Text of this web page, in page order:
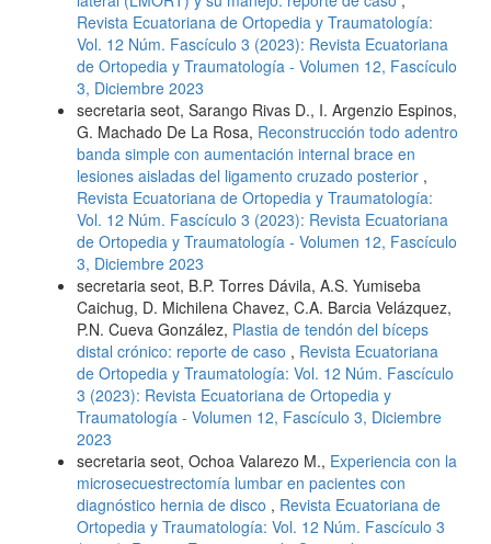
Revista Ecuatoriana de Ortopedia y Traumatología:
Vol. 12 Núm. Fascículo 3 (2023): Revista Ecuatoriana
de Ortopedia y Traumatología - Volumen 12, Fascículo
3, Diciembre 2023
secretaria seot, Sarango Rivas D., I. Argenzio Espinos,
G. Machado De La Rosa, Reconstrucción todo adentro
banda simple con aumentación internal brace en
lesiones aisladas del ligamento cruzado posterior ,
Revista Ecuatoriana de Ortopedia y Traumatología:
Vol. 12 Núm. Fascículo 3 (2023): Revista Ecuatoriana
de Ortopedia y Traumatología - Volumen 12, Fascículo
3, Diciembre 2023
secretaria seot, B.P. Torres Dávila, A.S. Yumiseba
Caichug, D. Michilena Chavez, C.A. Barcia Velázquez,
P.N. Cueva González, Plastia de tendón del bíceps
distal crónico: reporte de caso , Revista Ecuatoriana
de Ortopedia y Traumatología: Vol. 12 Núm. Fascículo
3 (2023): Revista Ecuatoriana de Ortopedia y
Traumatología - Volumen 12, Fascículo 3, Diciembre
2023
secretaria seot, Ochoa Valarezo M., Experiencia con la
microsecuestrectomía lumbar en pacientes con
diagnóstico hernia de disco , Revista Ecuatoriana de
Ortopedia y Traumatología: Vol. 12 Núm. Fascículo 3